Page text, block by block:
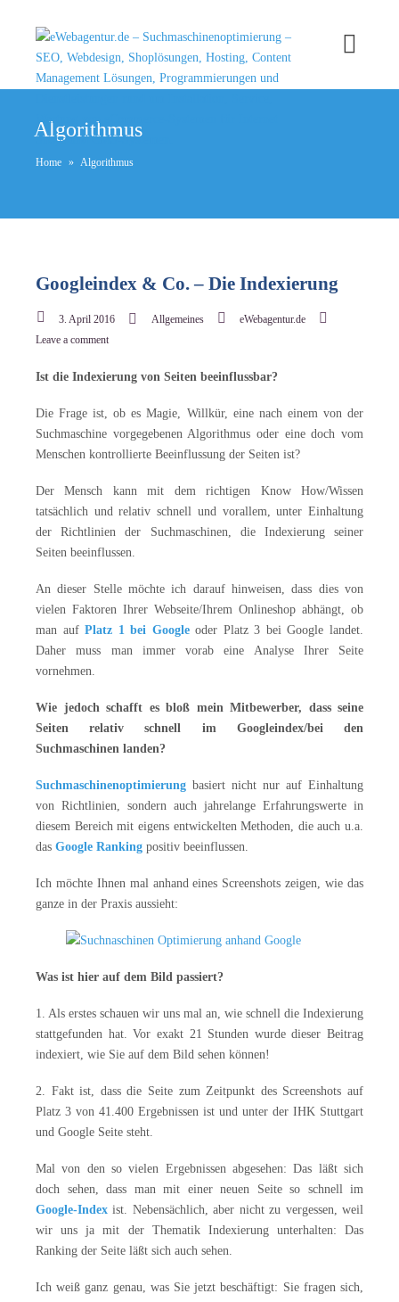
Algorithmus
Home » Algorithmus
Googleindex & Co. – Die Indexierung
3. April 2016 Allgemeines
eWebagentur.de
Leave a comment
Ist die Indexierung von Seiten beeinflussbar?
Die Frage ist, ob es Magie, Willkür, eine nach einem von der
Suchmaschine vorgegebenen Algorithmus oder eine doch vom
Menschen kontrollierte Beeinflussung der Seiten ist?
Der Mensch kann mit dem richtigen Know How/Wissen
tatsächlich und relativ schnell und vorallem, unter Einhaltung
der Richtlinien der Suchmaschinen, die Indexierung seiner
Seiten beeinflussen.
An dieser Stelle möchte ich darauf hinweisen, dass dies von
vielen Faktoren Ihrer Webseite/Ihrem Onlineshop abhängt, ob
man aufPlatz 1 bei Googleoder Platz 3 bei Google landet.
Daher muss man immer vorab eine Analyse Ihrer Seite
vornehmen.
Wie jedoch schafft es bloß mein Mitbewerber, dass seine
Seiten relativ schnell im Googleindex/bei den
Suchmaschinen landen?
Suchmaschinenoptimierung basiert nicht nur auf Einhaltung
von Richtlinien, sondern auch jahrelange Erfahrungswerte in
diesem Bereich mit eigens entwickelten Methoden, die auch u.a.
das Google Ranking positiv beeinflussen.
Ich möchte Ihnen mal anhand eines Screenshots zeigen, wie das
ganze in der Praxis aussieht:
Was ist hier auf dem Bild passiert?
1. Als erstes schauen wir uns mal an, wie schnell die Indexierung
stattgefunden hat. Vor exakt 21 Stunden wurde dieser Beitrag
indexiert, wie Sie auf dem Bild sehen können!
2. Fakt ist, dass die Seite zum Zeitpunkt des Screenshots auf
Platz 3 von 41.400 Ergebnissen ist und unter der IHK Stuttgart
und Google Seite steht.
Mal von den so vielen Ergebnissen abgesehen: Das läßt sich
doch sehen, dass man mit einer neuen Seite so schnell im
Google-Index ist. Nebensächlich, aber nicht zu vergessen, weil
wir uns ja mit der Thematik Indexierung unterhalten: Das
Ranking der Seite läßt sich auch sehen.
Ich weiß ganz genau, was Sie jetzt beschäftigt: Sie fragen sich,